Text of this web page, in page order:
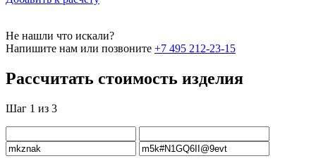
Не нашли что искали?
Напишите нам или позвоните +7 495 212-23-15
Рассчитать стоимость изделия
Шаг 1 из 3